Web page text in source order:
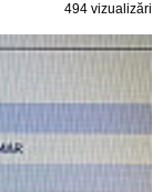
494 vizualizări